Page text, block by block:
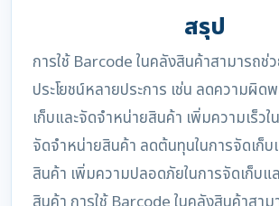
สรุป
การใช้ Barcode ในคลังสินค้าสามารถช่
ประโยชน์หลายประการ เช่น ลดความผิด
เก็บและจัดจำหน่ายสินค้า เพิ่มความเร็วใ
จัดจำหน่ายสินค้า ลดต้นทุนในการจัดเก็
สินค้า เพิ่มความปลอดภัยในการจัดเก็บแ